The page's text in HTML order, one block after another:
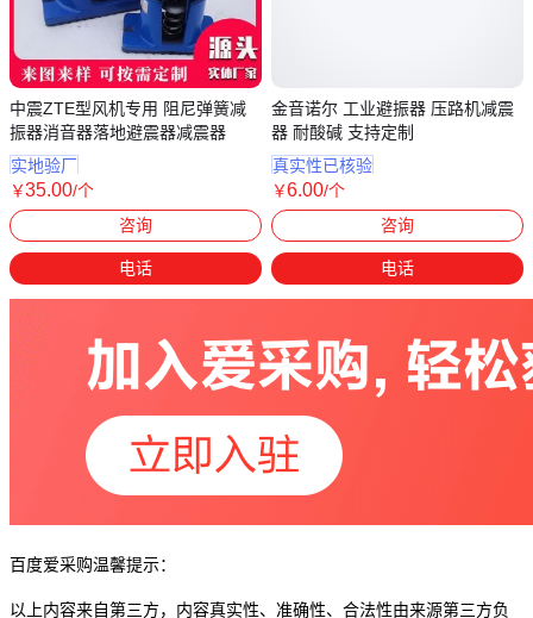
中震ZTE型风机专用 阻尼弹簧减
振器消音器落地避震器减震器
实地验厂
￥35.00/个
咨询
电话
金音诺尔 工业避振器 压路机减震
器 耐酸碱 支持定制
真实性已核验
￥6.00/个
咨询
电话
百度爱采购温馨提示：
以上内容来自第三方，内容真实性、准确性、合法性由来源第三方负